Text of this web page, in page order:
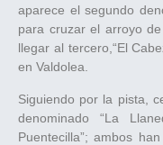
aparece el segundo
para cruzar el arroyo
llegar al tercero,“El
en Valdolea.
Siguiendo por la pista,
denominado “La
Puentecilla”; ambos